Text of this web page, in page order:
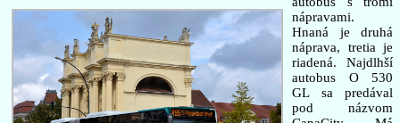
nápravami.
Hnaná je druhá
náprava, tretia je
riadená. Najdlhší
autobus O 530
GL sa predával
pod názvom